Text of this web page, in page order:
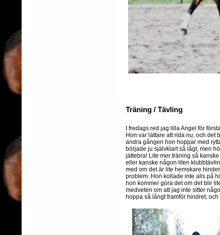
Träning / Tävling
I fredags red jag lilla Angel för
Hon var lättare att rida nu, och det
andra gången hon hoppar med
började ju självklart så lågt, men
jättebra! Lite mer träning så
eller kanske någon liten
med om det är lite hemskare
problem. Hon kollade inte alls på
hon kommer göra det om det blir
medveten om att jag inte sitter
hoppa så långt framför hindret, och